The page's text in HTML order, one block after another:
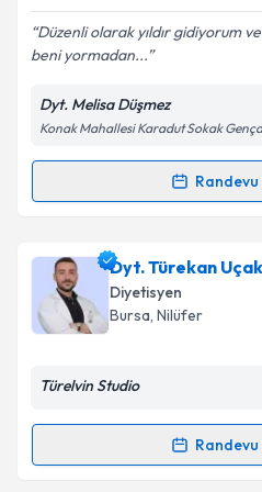
Kişisel verilerimin
Metni'ni okudum ve
kapsamda işlenmesini
Düzenli olarak yıldır gidiyorum
beni yormadan...
Dyt. Melisa Düşmez
Konak Mahallesi Karadut Sokak
Randevu Takvimi
Dyt. Melisa Düşmeziçin
oluşturun. Size bu
takvim hazırlandığında e-
Kişisel verilerimin
Dyt. Türekan Uçak
Diyetisyen
Bursa, Nilüfer
Türelvin Studio
Randevu Takvimi